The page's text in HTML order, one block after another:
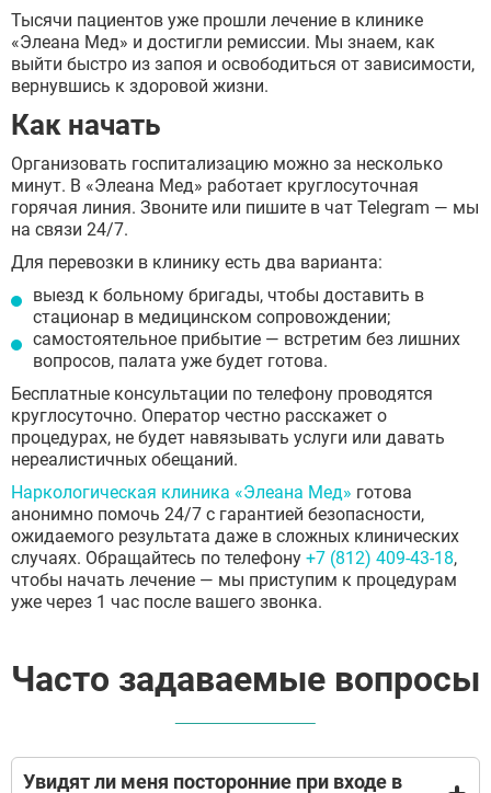
Тысячи пациентов уже прошли лечение в клинике
«Элеана Мед» и достигли ремиссии. Мы знаем, как
выйти быстро из запоя и освободиться от зависимости,
вернувшись к здоровой жизни.
Как начать
Организовать госпитализацию можно за несколько
минут. В «Элеана Мед» работает круглосуточная
горячая линия. Звоните или пишите в чат Telegram — мы
на связи 24/7.
Для перевозки в клинику есть два варианта:
выезд к больному бригады, чтобы доставить в
стационар в медицинском сопровождении;
самостоятельное прибытие — встретим без лишних
вопросов, палата уже будет готова.
Бесплатные консультации по телефону проводятся
круглосуточно. Оператор честно расскажет о
процедурах, не будет навязывать услуги или давать
нереалистичных обещаний.
Наркологическая клиника «Элеана Мед» готова
анонимно помочь 24/7 с гарантией безопасности,
ожидаемого результата даже в сложных клинических
случаях. Обращайтесь по телефону +7 (812) 409-43-18,
чтобы начать лечение — мы приступим к процедурам
уже через 1 час после вашего звонка.
Часто задаваемые вопросы
Увидят ли меня посторонние при входе в